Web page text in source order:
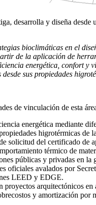
desarrolla y diseña desde
bioclimáticas en el
de la aplicación de
energética, confort y
sus propiedades
de vinculación de esta
energética mediante
higrotérmicas de
solicitud del certificado de
térmico de
públicas y privadas en la
oficiales avalados por
LEED y EDGE.
proyectos arquitectónicos
y amortización por